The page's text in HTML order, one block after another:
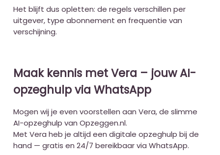
Het blijft dus opletten: de regels verschillen per
uitgever, type abonnement en frequentie van
verschijning.
Maak kennis met Vera – jouw AI-
opzeghulp via WhatsApp
Mogen wij je even voorstellen aan Vera, de slimme
AI-opzeghulp van Opzeggen.nl.
Met Vera heb je altijd een digitale opzeghulp bij de
hand — gratis en 24/7 bereikbaar via WhatsApp.